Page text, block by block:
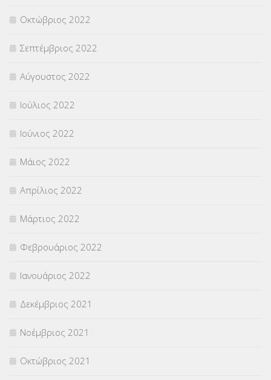
Οκτώβριος 2022
Σεπτέμβριος 2022
Αύγουστος 2022
Ιούλιος 2022
Ιούνιος 2022
Μάιος 2022
Απρίλιος 2022
Μάρτιος 2022
Φεβρουάριος 2022
Ιανουάριος 2022
Δεκέμβριος 2021
Νοέμβριος 2021
Οκτώβριος 2021